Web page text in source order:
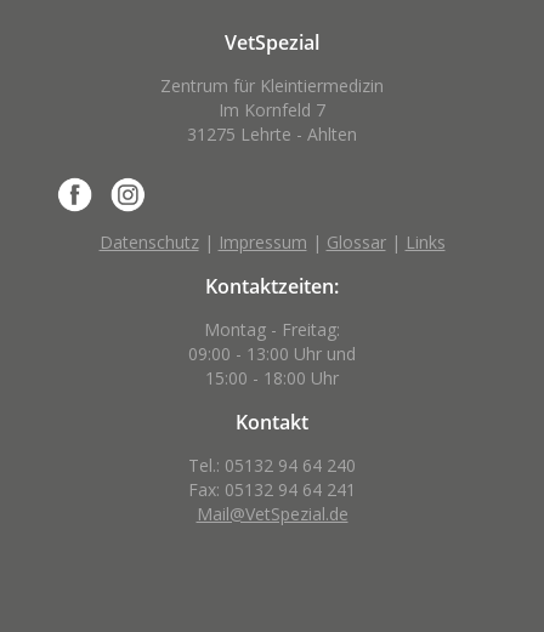
VetSpezial
Zentrum für Kleintiermedizin
Im Kornfeld 7
31275 Lehrte - Ahlten
Datenschutz| Impressum | Glossar| Links
Kontaktzeiten:
Montag - Freitag:
09:00 - 13:00 Uhr und
15:00 - 18:00 Uhr
Kontakt
Tel.: 05132 94 64 240
Fax: 05132 94 64 241
Mail@VetSpezial.de